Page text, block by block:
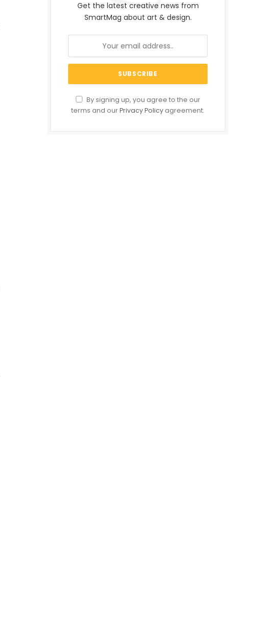
Get the latest creative news from
SmartMag about art & design.
By signing up, you agree to the our
terms and ourPrivacy Policy agreement.